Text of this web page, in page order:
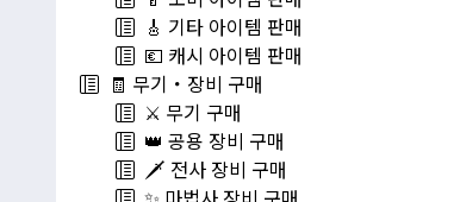
🎸 기타 아이템 판매
💶 캐시 아이템 판매
🧾 무기・장비 구매
⚔️ 무기 구매
👑 공용 장비 구매
🗡️ 전사 장비 구매